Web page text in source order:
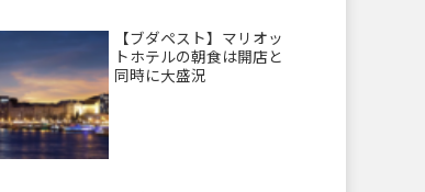
【ブダペスト】マリオッ
トホテルの朝食は開店と
同時に大盛況